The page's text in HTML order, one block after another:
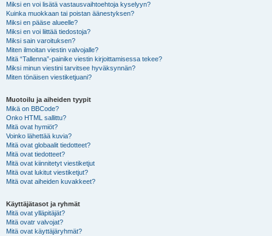
Miksi en voi lisätä vastausvaihtoehtoja kyselyyn?
Kuinka muokkaan tai poistan äänestyksen?
Miksi en pääse alueelle?
Miksi en voi liittää tiedostoja?
Miksi sain varoituksen?
Miten ilmoitan viestin valvojalle?
Mitä “Tallenna”-painike viestin kirjoittamisessa tekee?
Miksi minun viestini tarvitsee hyväksynnän?
Miten tönäisen viestiketjuani?
Muotoilu ja aiheiden tyypit
Mikä on BBCode?
Onko HTML sallittu?
Mitä ovat hymiöt?
Voinko lähettää kuvia?
Mitä ovat globaalit tiedotteet?
Mitä ovat tiedotteet?
Mitä ovat kiinnitetyt viestiketjut
Mitä ovat lukitut viestiketjut?
Mitä ovat aiheiden kuvakkeet?
Käyttäjätasot ja ryhmät
Mitä ovat ylläpitäjät?
Mitä ovatr valvojat?
Mitä ovat käyttäjäryhmät?